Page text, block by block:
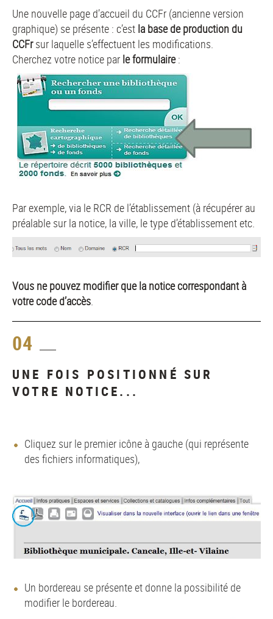
Une nouvelle page d’accueil du CCFr (ancienne version
graphique) se présente : c’est la base de production du
CCFrsur laquelle s’effectuent les modifications.
Cherchez votre notice par le formulaire:
Par exemple, via le RCR de l’établissement (à récupérer au
préalable sur la notice, la ville, le type d’établissement etc.
Vous ne pouvez modifier que la notice correspondant à
votre code d’accès
04
UNE FOIS POSITIONNÉ SUR
VOTRE NOTICE...
Cliquez sur le premier icône à gauche (qui représente
des fichiers informatiques),
Un bordereau se présente et donne la possibilité de
modifier le bordereau.